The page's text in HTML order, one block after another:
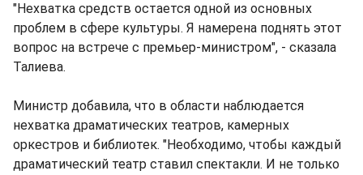
"Нехватка средств остается одной из основных
проблем в сфере культуры. Я намерена поднять этот
вопрос на встрече с премьер-министром", - сказала
Талиева.
Министр добавила, что в области наблюдается
нехватка драматических театров, камерных
оркестров и библиотек. "Необходимо, чтобы каждый
драматический театр ставил спектакли. И не только